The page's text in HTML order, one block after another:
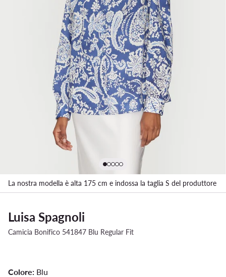
La nostra modella è alta 175 cm e indossa la taglia S del produttore
Luisa Spagnoli
Camicia Bonifico 541847 Blu Regular Fit
Colore: Blu